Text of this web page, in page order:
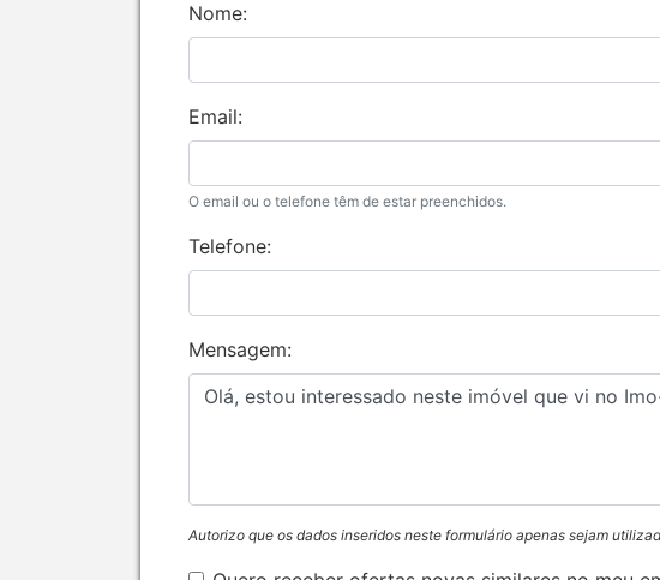
Nome:
Email:
O email ou o telefone têm de estar preenchidos.
Telefone:
Mensagem:
Autorizo que os dados inseridos neste formulário apenas sejam